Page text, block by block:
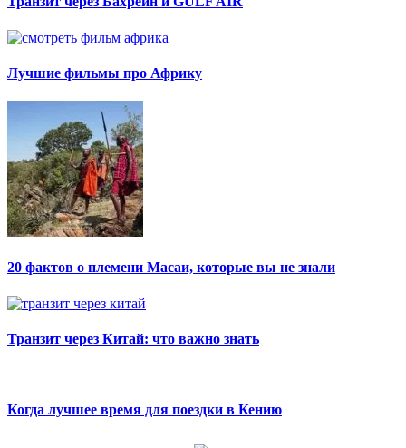
Лучшие фильмы про Африку
20 фактов о племени Масаи, которые вы не знали
Транзит через Китай: что важно знать
Когда лучшее время для поездки в Кению